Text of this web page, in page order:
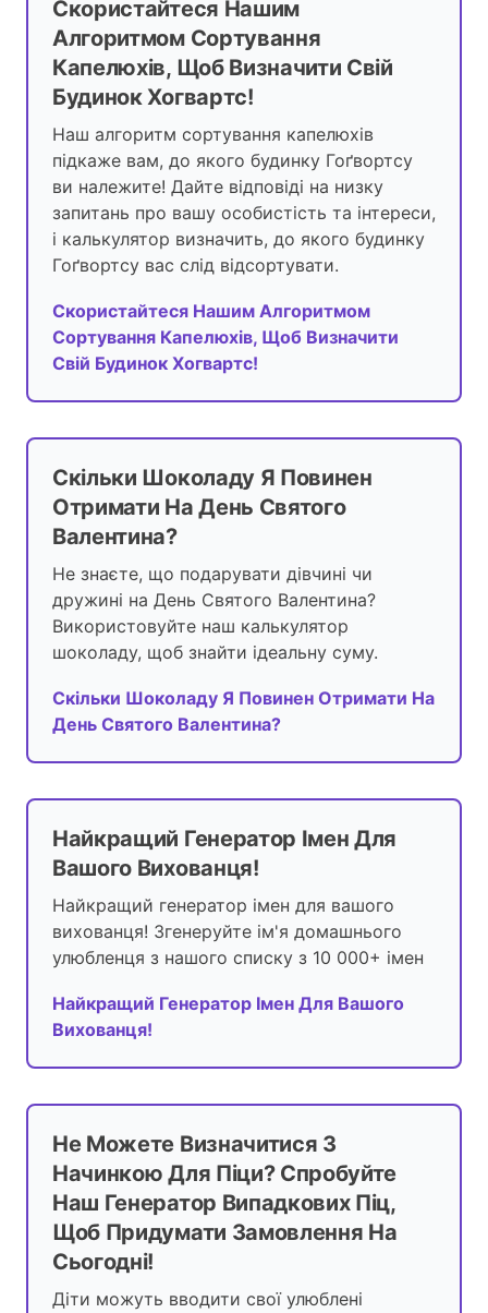
Скористайтеся Нашим
Алгоритмом Сортування
Капелюхів, Щоб Визначити Свій
Будинок Хогвартс!
Наш алгоритм сортування капелюхів
підкаже вам, до якого будинку Гоґвортсу
ви належите! Дайте відповіді на низку
запитань про вашу особистість та інтереси,
і калькулятор визначить, до якого будинку
Гоґвортсу вас слід відсортувати.
Скористайтеся Нашим Алгоритмом
Сортування Капелюхів, Щоб Визначити
Свій Будинок Хогвартс!
Скільки Шоколаду Я Повинен
Отримати На День Святого
Валентина?
Не знаєте, що подарувати дівчині чи
дружині на День Святого Валентина?
Використовуйте наш калькулятор
шоколаду, щоб знайти ідеальну суму.
Скільки Шоколаду Я Повинен Отримати На
День Святого Валентина?
Найкращий Генератор Імен Для
Вашого Вихованця!
Найкращий генератор імен для вашого
вихованця! Згенеруйте ім'я домашнього
улюбленця з нашого списку з 10 000+ імен
Найкращий Генератор Імен Для Вашого
Вихованця!
Не Можете Визначитися З
Начинкою Для Піци? Спробуйте
Наш Генератор Випадкових Піц,
Щоб Придумати Замовлення На
Сьогодні!
Діти можуть вводити свої улюблені